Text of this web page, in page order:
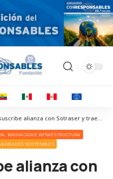
Corresponsables > Noticias > Foton suscribe alianza con Sotraser y trae a Chile la flota más grande de camiones eléctricos
INNOVACIÓN E INFRAESTRUCTURA
SOSTENIBLES
alianza con